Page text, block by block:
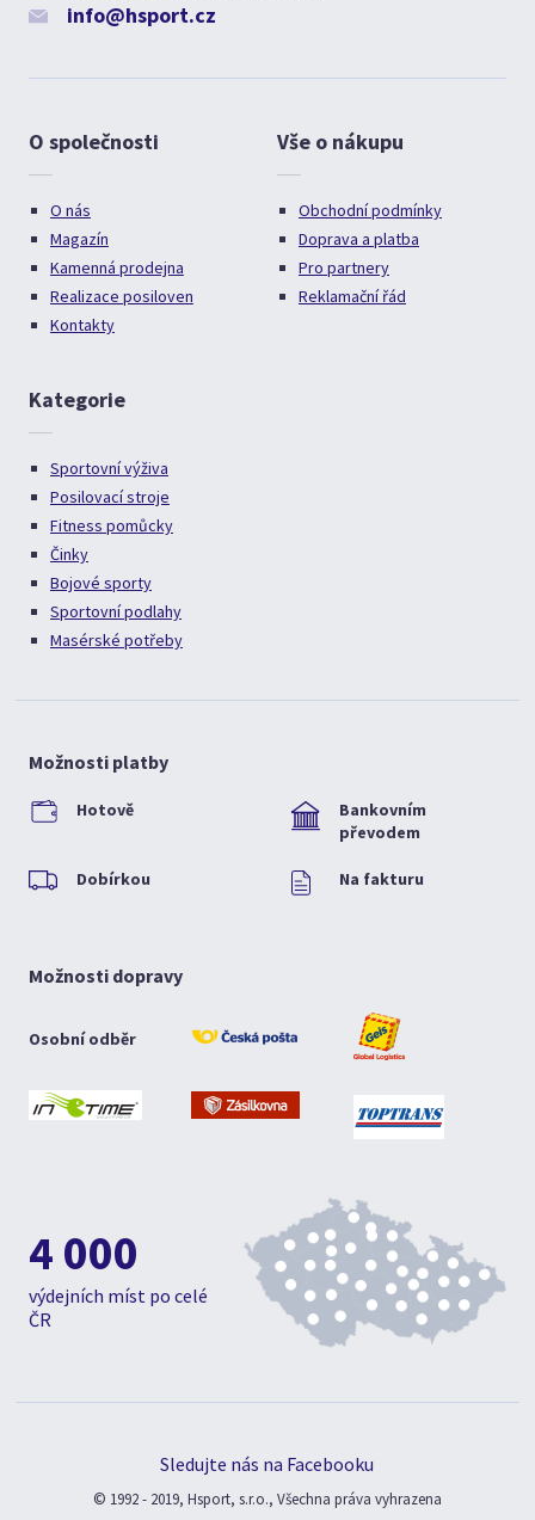
info@hsport.cz
O společnosti
O nás
Magazín
Kamenná prodejna
Realizace posiloven
Kontakty
Vše o nákupu
Obchodní podmínky
Doprava a platba
Pro partnery
Reklamační řád
Kategorie
Sportovní výživa
Posilovací stroje
Fitness pomůcky
Činky
Bojové sporty
Sportovní podlahy
Masérské potřeby
Možnosti platby
Hotově
Bankovním
převodem
Dobírkou Na fakturu
Možnosti dopravy
Osobní odběr
4 000
výdejních míst po celé
ČR
Sledujte nás na Facebooku
© 1992 - 2019, Hsport, s.r.o., Všechna práva vyhrazena